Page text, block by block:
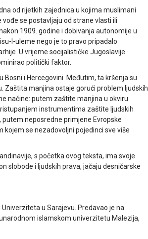
od rijetkih zajednica u kojima muslimani
se postavljaju od strane vlasti ili
1909. godine i dobivanja autonomije u
l-uleme nego je to pravo pripadalo
U vrijeme socijalističke Jugoslavije
politički faktor.
Bosni i Hercegovini. Međutim, ta kršenja su
Zaštita manjina ostaje gorući problem ljudskih
načine: putem zaštite manjina u okviru
instrumentima zaštite ljudskih
putem neposredne primjene Evropske
kojem se nezadovoljni pojedinci sve više
s početka ovog teksta, ima svoje
slobode i ljudskih prava, jačaju desničarske
u Sarajevu. Predavao je na
islamskom univerzitetu Malezija,